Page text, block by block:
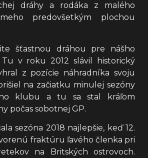
dráhy a rodáka z malého
predovšetkým plochou
šťastnou dráhou pre nášho
v roku 2012 slávil historický
z pozície náhradníka svoju
na začiatku minulej sezóny
klubu a tu sa stal kráľom
počas sobotnej GP.
sezóna 2018 najlepšie, keď 12.
fraktúru ľavého členka pri
na Britských ostrovoch.